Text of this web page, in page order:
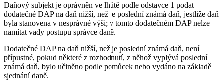
Daňový subjekt je oprávněn ve lhůtě podle odstavce 1 podat
dodatečné DAP na daň nižší, než je poslední známá daň, jestliže daň
byla stanovena v nesprávné výši; v tomto dodatečném DAP nelze
namítat vady postupu správce daně.
Dodatečné DAP na daň nižší, než je poslední známá daň, není
přípustné, pokud některé z rozhodnutí, z něhož vyplývá poslední
známá daň, bylo učiněno podle pomůcek nebo vydáno na základě
sjednání daně.